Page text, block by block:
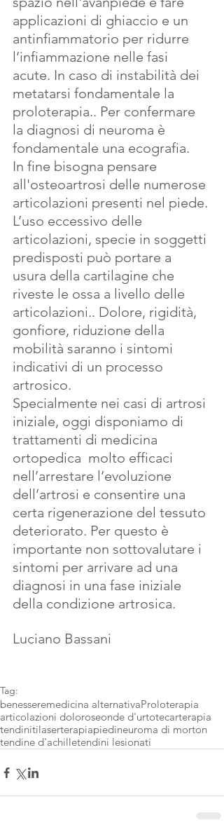
applicazioni di ghiaccio e un
antinfiammatorio per ridurre
l’infiammazione nelle fasi
acute. In caso di instabilità dei
metatarsi fondamentale la
proloterapia.. Per confermare
la diagnosi di neuroma è
fondamentale una ecografia.
In fine bisogna pensare
all'osteoartrosi delle numerose
articolazioni presenti nel piede.
L’uso eccessivo delle
articolazioni, specie in soggetti
predisposti può portare a
usura della cartilagine che
riveste le ossa a livello delle
articolazioni.. Dolore, rigidità,
gonfiore, riduzione della
mobilità saranno i sintomi
indicativi di un processo
artrosico.
Specialmente nei casi di artrosi
iniziale, oggi disponiamo di
trattamenti di medicina
ortopedica  molto efficaci
nell’arrestare l’evoluzione
dell’artrosi e consentire una
certa rigenerazione del tessuto
deteriorato. Per questo è
importante non sottovalutare i
sintomi per arrivare ad una
diagnosi in una fase iniziale
della condizione artrosica.
Luciano Bassani
Tag:
benesseremedicina alternativaProloterapia
articolazioni doloroseonde d'urtotecarterapia
tendinitilaserterapiapiedineuroma di morton
tendine d'achilletendini lesionati